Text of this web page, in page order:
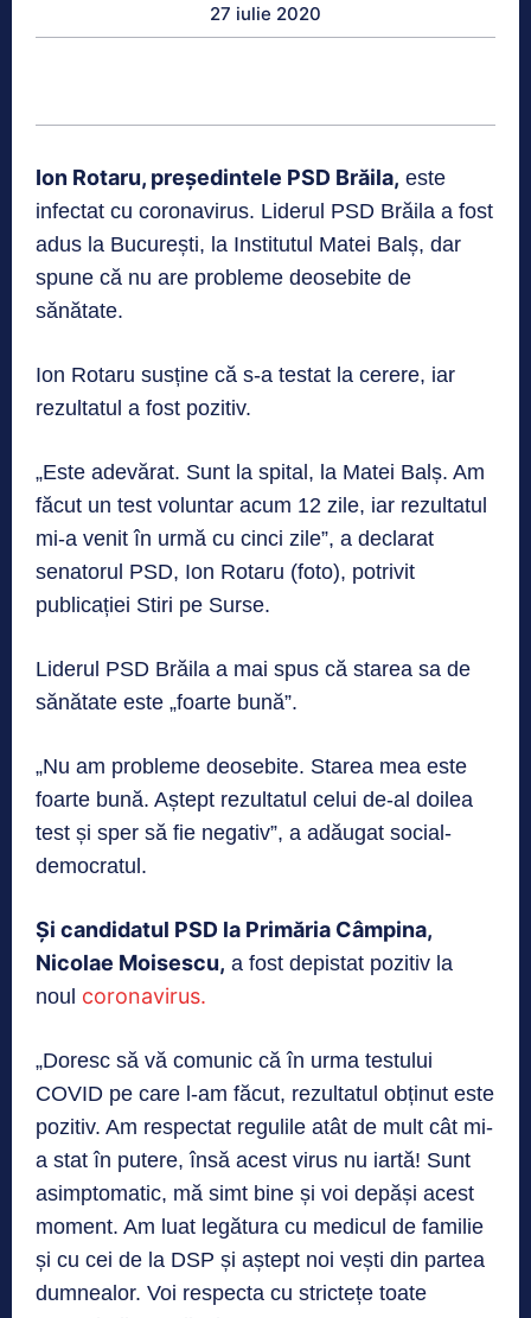
27 iulie 2020
Ion Rotaru, președintele PSD Brăila, este
infectat cu coronavirus. Liderul PSD Brăila a fost
adus la București, la Institutul Matei Balș, dar
spune că nu are probleme deosebite de
sănătate.
Ion Rotaru susține că s-a testat la cerere, iar
rezultatul a fost pozitiv.
„Este adevărat. Sunt la spital, la Matei Balș. Am
făcut un test voluntar acum 12 zile, iar rezultatul
mi-a venit în urmă cu cinci zile”, a declarat
senatorul PSD, Ion Rotaru (foto), potrivit
publicației Stiri pe Surse.
Liderul PSD Brăila a mai spus că starea sa de
sănătate este „foarte bună”.
„Nu am probleme deosebite. Starea mea este
foarte bună. Aștept rezultatul celui de-al doilea
test și sper să fie negativ”, a adăugat social-
democratul.
Și candidatul PSD la Primăria Câmpina,
Nicolae Moisescu, a fost depistat pozitiv la
noul coronavirus.
„Doresc să vă comunic că în urma testului
COVID pe care l-am făcut, rezultatul obținut este
pozitiv. Am respectat regulile atât de mult cât mi-
a stat în putere, însă acest virus nu iartă! Sunt
asimptomatic, mă simt bine și voi depăși acest
moment. Am luat legătura cu medicul de familie
și cu cei de la DSP și aștept noi vești din partea
dumnealor. Voi respecta cu strictețe toate